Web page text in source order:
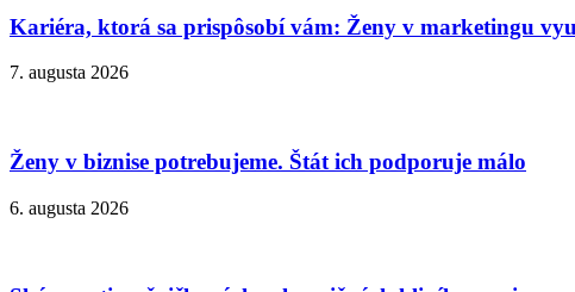
Kariéra, ktorá sa prispôsobí vám: Ženy v marketingu
7. augusta 2026
Ženy v biznise potrebujeme. Štát ich podporuje málo
6. augusta 2026